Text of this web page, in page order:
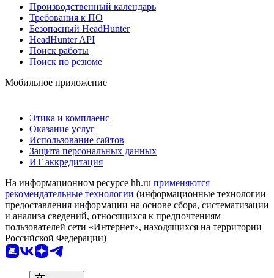
Производственный календарь
Требования к ПО
Безопасный HeadHunter
HeadHunter API
Поиск работы
Поиск по резюме
Мобильное приложение
Этика и комплаенс
Оказание услуг
Использование сайтов
Защита персональных данных
ИТ аккредитация
На информационном ресурсе hh.ru применяются
рекомендательные технологии (информационные технологии
предоставления информации на основе сбора, систематизации
и анализа сведений, относящихся к предпочтениям
пользователей сети «Интернет», находящихся на территории
Российской Федерации)